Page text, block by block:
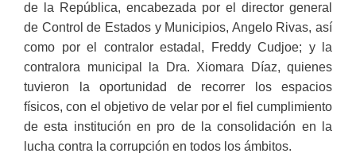
de la República, encabezada por el director general
de Control de Estados y Municipios, Angelo Rivas, así
como por el contralor estadal, Freddy Cudjoe; y la
contralora municipal la Dra. Xiomara Díaz, quienes
tuvieron la oportunidad de recorrer los espacios
físicos, con el objetivo de velar por el fiel cumplimiento
de esta institución en pro de la consolidación en la
lucha contra la corrupción en todos los ámbitos.